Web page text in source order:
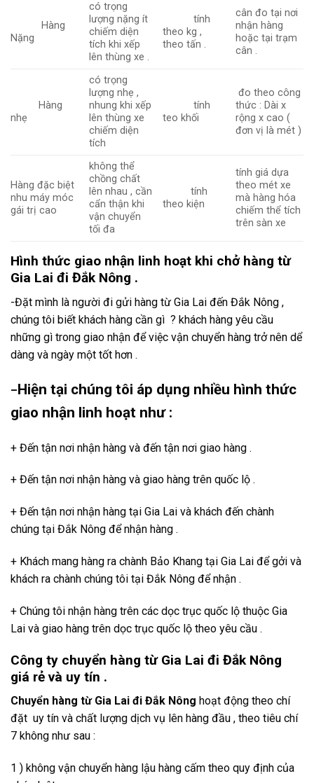
Hàng
Nặng
có trọng
lượng nặng ít
chiếm diện
tích khi xếp
lên thùng xe .
tính
theo kg ,
theo tấn .
cân đo tại nơi
nhận hàng
hoặc tại trạm
cân .
Hàng
nhẹ
có trọng
lượng nhẹ ,
nhung khi xếp
lên thùng xe
chiếm diện
tích
tính
teo khối
đo theo công
thức : Dài x
rộng x cao (
đơn vị là mét )
Hàng đặc biệt
nhu máy móc
gái trị cao
không thể
chồng chất
lên nhau , cần
cẩn thận khi
vận chuyển
tối đa
tính
theo kiện
tính giá dựa
theo mét xe
mà hàng hóa
chiếm thể tích
trên sàn xe
Hình thức giao nhận linh hoạt khi chở hàng từ
Gia Lai đi Đắk Nông .
-Đặt mình là người đi gửi hàng từ Gia Lai đến Đắk Nông ,
chúng tôi biết khách hàng cần gì ? khách hàng yêu cầu
những gì trong giao nhận để việc vận chuyển hàng trở nên dể
dàng và ngày một tốt hơn .
–Hiện tại chúng tôi áp dụng nhiều hình thức
giao nhận linh hoạt như :
+ Đến tận nơi nhận hàng và đến tận nơi giao hàng .
+ Đến tận nơi nhận hàng và giao hàng trên quốc lộ .
+ Đến tận nơi nhận hàng tại Gia Lai và khách đến chành
chúng tại Đắk Nông để nhận hàng .
+ Khách mang hàng ra chành Bảo Khang tại Gia Lai để gởi và
khách ra chành chúng tôi tại Đắk Nông để nhận .
+ Chúng tôi nhận hàng trên các dọc trục quốc lộ thuộc Gia
Lai và giao hàng trên dọc trục quốc lộ theo yêu cầu .
Công ty chuyển hàng từ Gia Lai đi Đắk Nông
giá rẻ và uy tín .
Chuyển hàng từ Gia Lai đi Đắk Nông hoạt động theo chí
đặt uy tín và chất lượng dịch vụ lên hàng đầu , theo tiêu chí
7 không như sau :
1 ) không vận chuyển hàng lậu hàng cấm theo quy định của